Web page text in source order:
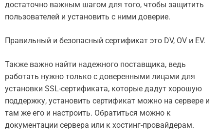
достаточно важным шагом для того, чтобы защитить
пользователей и установить с ними доверие.
Правильный и безопасный сертификат это DV, OV и EV.
Также важно найти надежного поставщика, ведь
работать нужно только с доверенными лицами для
установки SSL-сертификата, которые дадут хорошую
поддержку, установить сертификат можно на сервере и
там же его и настроить. Обратиться можно к
документации сервера или к хостинг-провайдерам.